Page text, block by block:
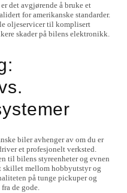
det avgjørende å bruke et
for amerikanske standarder.
oljeservicer til komplisert
skader på bilens elektronikk.
biler avhenger av om du er
et profesjonelt verksted.
til bilens styreenheter og evnen
skillet mellom hobbyutstyr og
på tunge pickuper og
de gode.